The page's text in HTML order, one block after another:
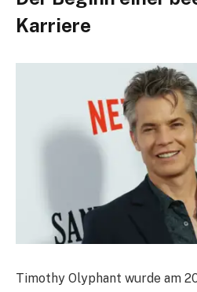
Karriere
Timothy Olyphant wurde am